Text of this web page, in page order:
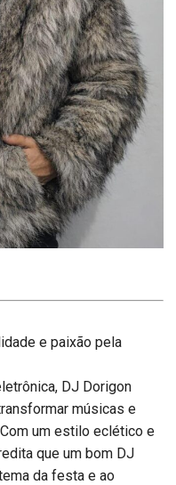
e paixão pela
DJ Dorigon
músicas e
um estilo eclético e
que um bom DJ
da festa e ao